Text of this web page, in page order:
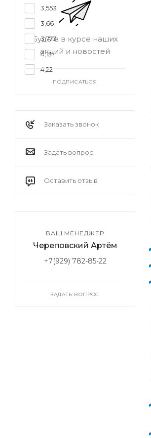
3,553
3,66
3,773
4,131
4,22
Будьте в курсе наших
акций и новостей
ПОДПИСАТЬСЯ
Заказать звонок
Задать вопрос
Оставить отзыв
ВАШ МЕНЕДЖЕР
Череповский Артём
+7(929) 782-85-22
ЗАДАТЬ ВОПРОС